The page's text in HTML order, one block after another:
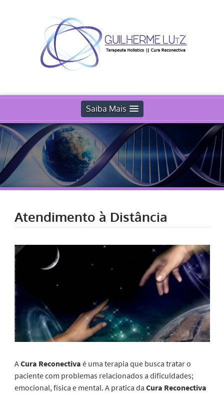
Saiba Mais
Atendimento à Distância
ACura Reconectiva é uma terapia que busca tratar o
paciente com problemas relacionados a dificuldades;
emocional, física e mental. A pratica da Cura Reconectiva